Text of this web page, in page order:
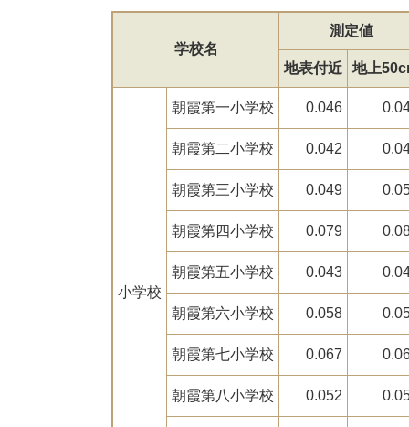
学校名
測定値
地表付近 地上
小学校
朝霞第一小学校 0.046
朝霞第二小学校 0.042
朝霞第三小学校 0.049
朝霞第四小学校 0.079
朝霞第五小学校 0.043
朝霞第六小学校 0.058
朝霞第七小学校 0.067
朝霞第八小学校 0.052